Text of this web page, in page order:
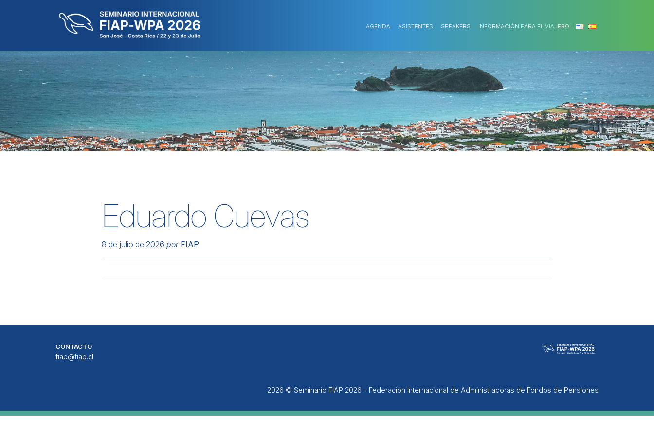
AGENDA ASISTENTES SPEAKERS INFORMACIÓN PARA EL VIAJERO
Eduardo Cuevas
8 de julio de 2026 por FIAP
CONTACTO
fiap@fiap.cl
2026 © Seminario FIAP 2026 - Federación Internacional de Administradoras de Fondos de Pensiones